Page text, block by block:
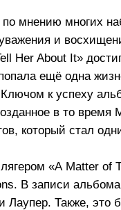
мнению многих
и
Her About It»
ещё одна
к успеху
в то
который стал
«A Matter
В записи
Лаупер. Также,